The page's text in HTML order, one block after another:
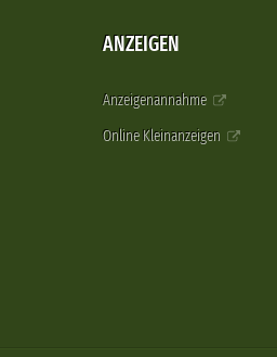
ANZEIGEN
Anzeigenannahme
Online Kleinanzeigen